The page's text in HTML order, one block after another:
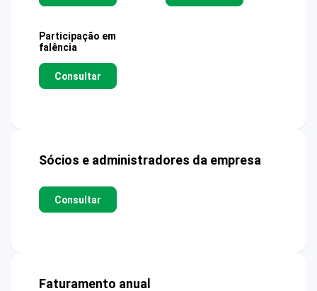
Participação em
falência
Consultar
Sócios e administradores da empresa
Consultar
Faturamento anual